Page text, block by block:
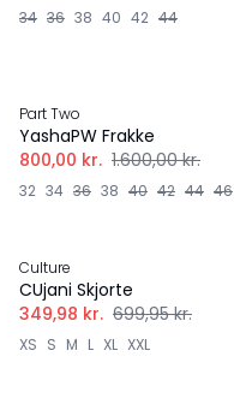
34 36 38 40 42 44
Part Two
YashaPW Frakke
800,00 kr. 1.600,00 kr.
32 34 36 38 40 42 44 46
Culture
CUjani Skjorte
349,98 kr. 699,95 kr.
XS S M L XL XXL